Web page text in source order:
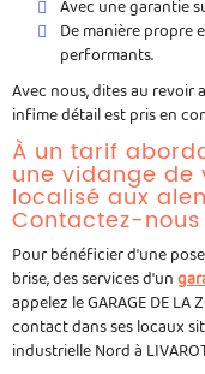
Avec une garantie
De manière propre
performants.
Avec nous, dites au revoir
infime détail est pris en
À un tarif
une vidange de
localisé aux
Contactez-
Pour bénéficier d'une
brise, des services d'un
appelez le GARAGE DE LA
contact dans ses locaux
industrielle Nord à